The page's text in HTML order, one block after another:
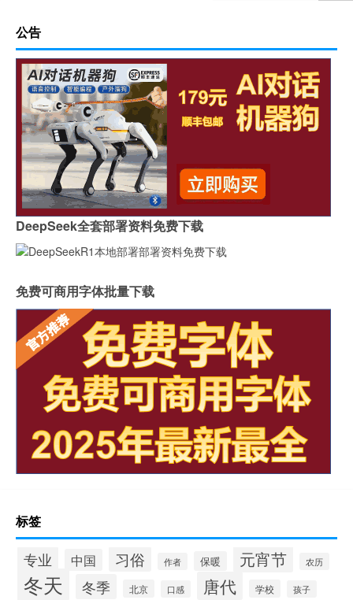
公告
DeepSeek全套部署资料免费下载
免费可商用字体批量下载
标签
专业 中国 习俗 作者 保暖 元宵节 农历
冬天 冬季 北京 口感 唐代 学校 孩子